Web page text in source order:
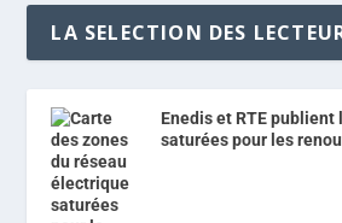
LA SELECTION DES
Enedis et RTE publient
saturées pour les